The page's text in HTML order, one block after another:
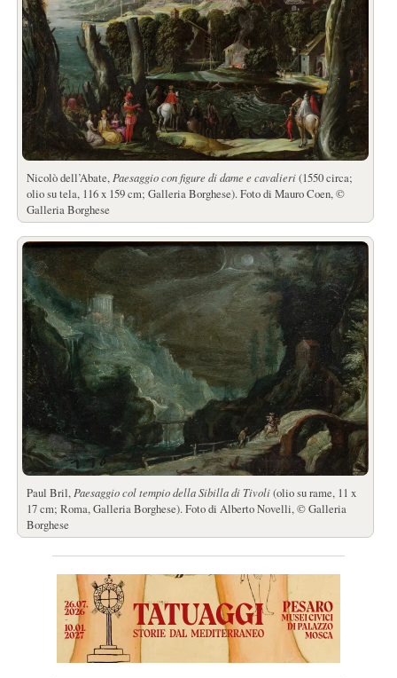
Nicolò dell’Abate, Paesaggio con figure di dame e cavalieri(1550 circa;
olio su tela, 116 x 159 cm; Galleria Borghese). Foto di Mauro Coen, ©
Galleria Borghese
Paul Bril, Paesaggio col tempio della Sibilla di Tivoli(olio su rame, 11 x
17 cm; Roma, Galleria Borghese). Foto di Alberto Novelli, © Galleria
Borghese